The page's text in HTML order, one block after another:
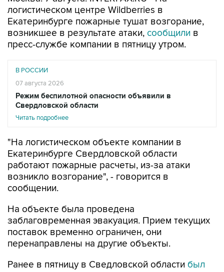
логистическом центре Wildberries в
Екатеринбурге пожарные тушат возгорание,
возникшее в результате атаки, сообщили в
пресс-службе компании в пятницу утром.
В РОССИИ
07 августа 2026
Режим беспилотной опасности объявили в
Свердловской области
Читать подробнее
"На логистическом объекте компании в
Екатеринбурге Свердловской области
работают пожарные расчеты, из-за атаки
возникло возгорание", - говорится в
сообщении.
На объекте была проведена
заблаговременная эвакуация. Прием текущих
поставок временно ограничен, они
перенаправлены на другие объекты.
Ранее в пятницу в Сведловской области был